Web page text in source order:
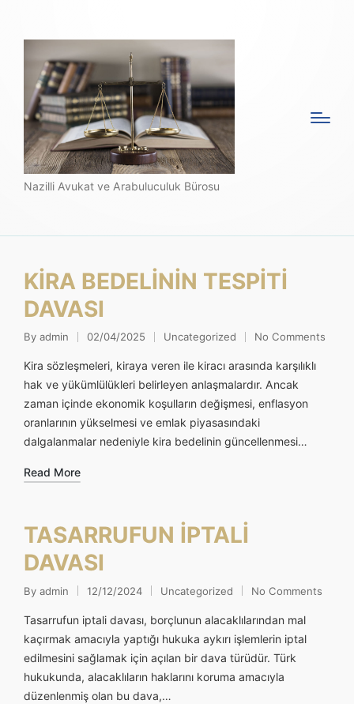
Nazilli Avukat ve Arabuluculuk Bürosu
KİRA BEDELİNİN TESPİTİ
DAVASI
Posted
by
By admin 02/04/2025
Posted
in
Uncategorized No Comments
Kira sözleşmeleri, kiraya veren ile kiracı arasında karşılıklı
hak ve yükümlülükleri belirleyen anlaşmalardır. Ancak
zaman içinde ekonomik koşulların değişmesi, enflasyon
oranlarının yükselmesi ve emlak piyasasındaki
dalgalanmalar nedeniyle kira bedelinin güncellenmesi…
Read More
TASARRUFUN İPTALİ
DAVASI
Posted
by
By admin 12/12/2024
Posted
in
Uncategorized No Comments
Tasarrufun iptali davası, borçlunun alacaklılarından mal
kaçırmak amacıyla yaptığı hukuka aykırı işlemlerin iptal
edilmesini sağlamak için açılan bir dava türüdür. Türk
hukukunda, alacaklıların haklarını koruma amacıyla
düzenlenmiş olan bu dava,…